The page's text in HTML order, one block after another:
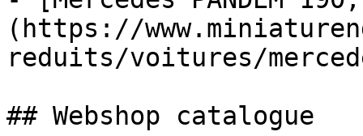
(https://
reduits/voitures/
## Webshop catalogue